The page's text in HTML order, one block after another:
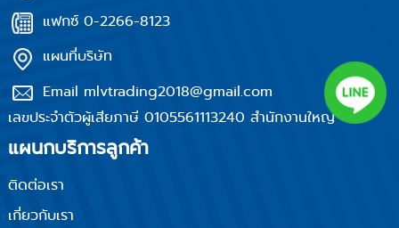
แฟกซ์ 0-2266-8123
แผนที่บริษัท
Email mlvtrading2018@gmail.com
เลขประจำตัวผู้เสียภาษี 0105561113240 สำนักงานใหญ่
แผนกบริการลูกค้า
ติดต่อเรา
เกี่ยวกับเรา